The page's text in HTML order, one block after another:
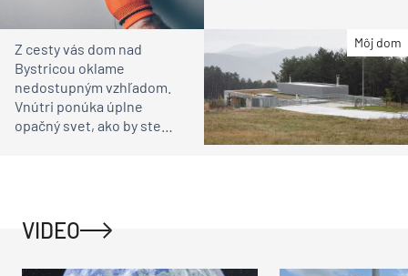
Môj dom
Z cesty vás dom nad
Bystricou oklame
nedostupným vzhľadom.
Vnútri ponúka úplne
opačný svet, ako by ste
VIDEO